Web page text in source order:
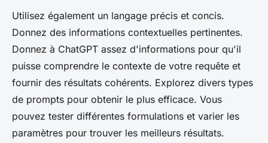
Utilisez également un langage précis et concis.
Donnez des informations contextuelles pertinentes.
Donnez à ChatGPT assez d'informations pour qu'il
puisse comprendre le contexte de votre requête et
fournir des résultats cohérents. Explorez divers types
de prompts pour obtenir le plus efficace. Vous
pouvez tester différentes formulations et varier les
paramètres pour trouver les meilleurs résultats.